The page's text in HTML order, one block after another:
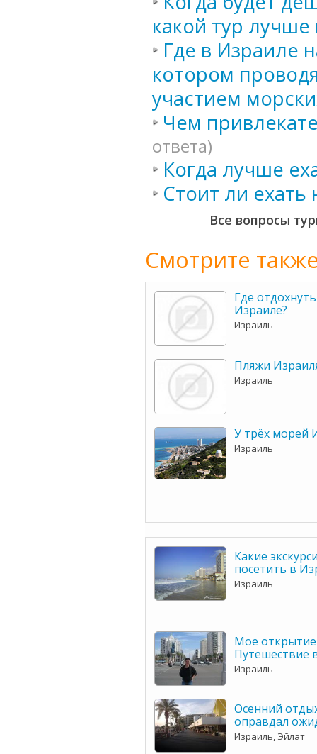
какой тур лучше
Где в Израиле
котором
участием
Чем
ответа)
Когда лучше
Стоит ли
Все вопросы
Смотрите
Где
Израиле?
Израиль
Пляжи
Израиль
У трёх морей
Израиль
Какие
посетить в
Израиль
Мое
Путешествие
Израиль
Осенний
оправдал
Израиль, Эйлат